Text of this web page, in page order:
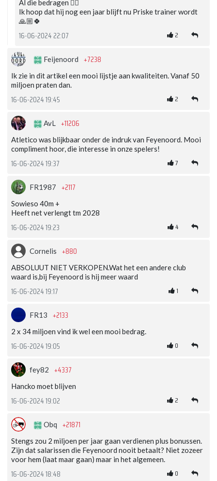
Al die bedragen 😵‍💫
Ik hoop dat hij nog een jaar blijft nu Priske trainer wordt
🙏🏼🍀
16-06-2024 22:07 2
Feijenoord +7238
Ik zie in dit artikel een mooi lijstje aan kwaliteiten. Vanaf 50
miljoen praten dan.
16-06-2024 19:45 2
AvL +11206
Atletico was blijkbaar onder de indruk van Feyenoord. Mooi
compliment hoor, die interesse in onze spelers!
16-06-2024 19:37 7
FR1987 +2117
Sowieso 40m +
Heeft net verlengt tm 2028
16-06-2024 19:23 4
Cornelis +880
ABSOLUUT NIET VERKOPEN.Wat het een andere club
waard is,bij Feyenoord is hij meer waard
16-06-2024 19:17 1
FR13 +2133
2 x 34 miljoen vind ik wel een mooi bedrag.
16-06-2024 19:05 0
fey82 +4337
Hancko moet blijven
16-06-2024 19:02 2
Obq +21871
Stengs zou 2 miljoen per jaar gaan verdienen plus bonussen.
Zijn dat salarissen die Feyenoord nooit betaalt? Niet zozeer
voor hem (laat maar gaan) maar in het algemeen.
16-06-2024 18:48 0